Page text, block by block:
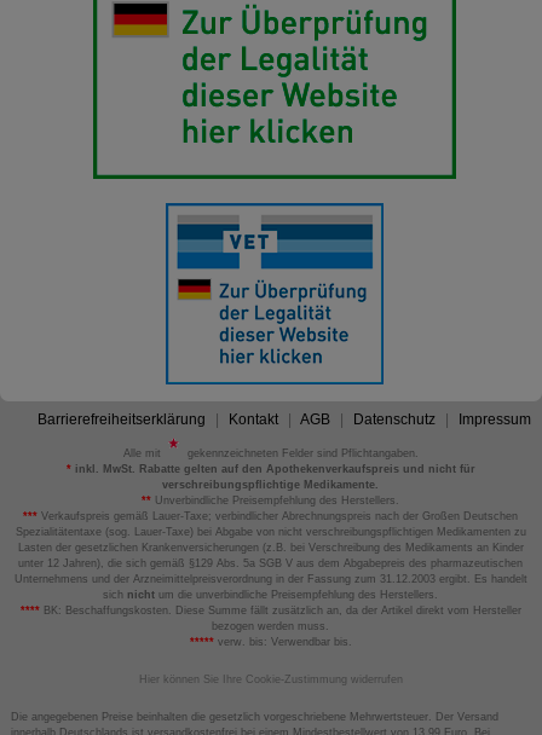
Barrierefreiheitserklärung Kontakt AGB Datenschutz Impressum
Alle mit
gekennzeichneten Felder sind Pflichtangaben.
*inkl. MwSt. Rabatte gelten auf den Apothekenverkaufspreis und nicht für
verschreibungspflichtige Medikamente.
** Unverbindliche Preisempfehlung des Herstellers.
*** Verkaufspreis gemäß Lauer-Taxe; verbindlicher Abrechnungspreis nach der Großen Deutschen
Spezialitätentaxe (sog. Lauer-Taxe) bei Abgabe von nicht verschreibungspflichtigen Medikamenten zu
Lasten der gesetzlichen Krankenversicherungen (z.B. bei Verschreibung des Medikaments an Kinder
unter 12 Jahren), die sich gemäß §129 Abs. 5a SGB V aus dem Abgabepreis des pharmazeutischen
Unternehmens und der Arzneimittelpreisverordnung in der Fassung zum 31.12.2003 ergibt. Es handelt
sich nicht um die unverbindliche Preisempfehlung des Herstellers.
****BK: Beschaffungskosten. Diese Summe fällt zusätzlich an, da der Artikel direkt vom Hersteller
bezogen werden muss.
*****verw. bis: Verwendbar bis.
Hier können Sie Ihre Cookie-Zustimmung widerrufen
Die angegebenen Preise beinhalten die gesetzlich vorgeschriebene Mehrwertsteuer. Der Versand
innerhalb Deutschlands ist versandkostenfrei bei einem Mindestbestellwert von 13,99 Euro. Bei